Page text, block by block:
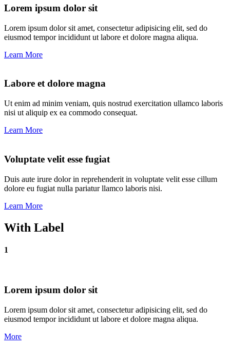
Lorem ipsum dolor sit
Lorem ipsum dolor sit amet, consectetur adipisicing elit, sed do
eiusmod tempor incididunt ut labore et dolore magna aliqua.
Learn More
Labore et dolore magna
Ut enim ad minim veniam, quis nostrud exercitation ullamco laboris
nisi ut aliquip ex ea commodo consequat.
Learn More
Voluptate velit esse fugiat
Duis aute irure dolor in reprehenderit in voluptate velit esse cillum
dolore eu fugiat nulla pariatur llamco laboris nisi.
Learn More
With Label
1
Lorem ipsum dolor sit
Lorem ipsum dolor sit amet, consectetur adipisicing elit, sed do
eiusmod tempor incididunt ut labore et dolore magna aliqua.
More